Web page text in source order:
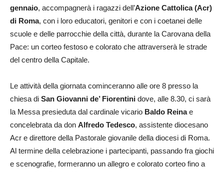
gennaio, accompagnerà i ragazzi dell’Azione Cattolica (Acr)
di Roma, con i loro educatori, genitori e con i coetanei delle
scuole e delle parrocchie della città, durante la Carovana della
Pace: un corteo festoso e colorato che attraverserà le strade
del centro della Capitale.
Le attività della giornata cominceranno alle ore 8 presso la
chiesa di San Giovanni de’ Fiorentini dove, alle 8.30, ci sarà
la Messa presieduta dal cardinale vicario Baldo Reinae
concelebrata da don Alfredo Tedesco, assistente diocesano
Acr e direttore della Pastorale giovanile della diocesi di Roma.
Al termine della celebrazione i partecipanti, passando fra giochi
e scenografie, formeranno un allegro e colorato corteo fino a